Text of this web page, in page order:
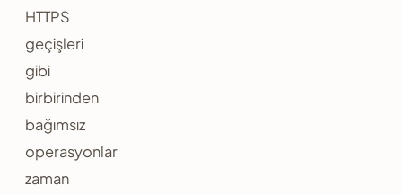
HTTPS
geçişleri
gibi
birbirinden
bağımsız
operasyonlar
zaman